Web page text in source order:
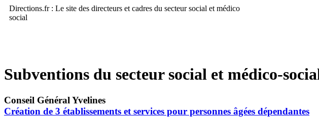
Directions.fr : Le site des directeurs et cadres du secteur social et médico
social
Subventions du secteur social et médico-
Conseil Général Yvelines
Création de 3 établissements et services pour personnes âgées dépendantes